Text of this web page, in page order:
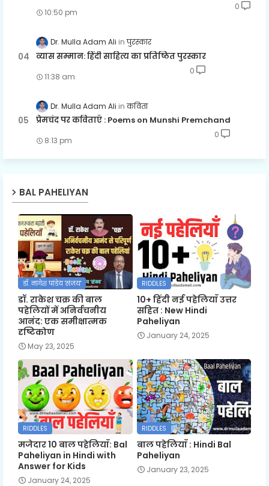
10:50 pm
0
Dr. Mulla Adam Ali पुरस्कार
व्यास सम्मान: हिंदी साहित्य का प्रतिष्ठित पुरस्कार
11:38 am
0
Dr. Mulla Adam Ali कविता
प्रेमचंद पर कविताएँ : Poems on Munshi Premchand
8:13 pm
0
BAL PAHELIYAN
डॉ. नागेश पांडेय 'संजय'
डॉ. राकेश चक्र की बाल
पहेलियों में अनिर्वचनीय
आनंद: एक समीक्षात्मक
दृष्टिकोण
May 23, 2025
RIDDLES
10+ हिंदी नई पहेलियाँ उत्तर
सहित : New Hindi
Paheliyan
January 24, 2025
RIDDLES
मजेदार 10 बाल पहेलियाँ: Bal
Paheliyan in Hindi with
Answer for Kids
January 24, 2025
RIDDLES
बाल पहेलियाँ : Hindi Bal
Paheliyan
January 23, 2025